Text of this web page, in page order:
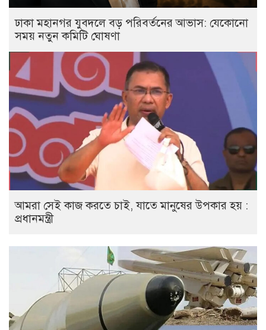
ঢাকা মহানগর যুবদলে বড় পরিবর্তনের আভাস: যেকোনো
সময় নতুন কমিটি ঘোষণা
আমরা সেই কাজ করতে চাই, যাতে মানুষের উপকার হয় :
প্রধানমন্ত্রী